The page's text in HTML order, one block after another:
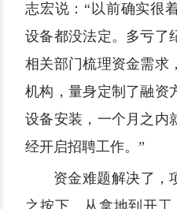
志宏说：“以前确实很
设备都没法定。多亏了
相关部门梳理资金需求
机构，量身定制了融资
设备安装，一个月之内
经开启招聘工作。”
资金难题解决了，